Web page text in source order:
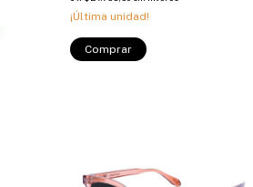
¡Última unidad!
Comprar